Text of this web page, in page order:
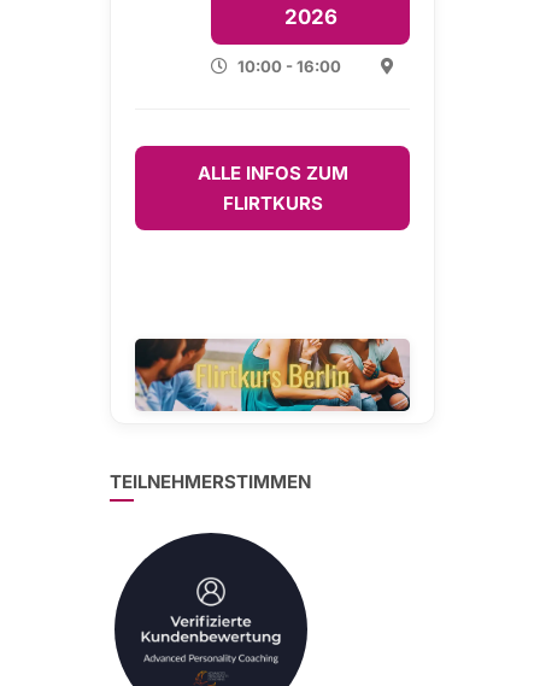
2026
10:00 - 16:00
ALLE INFOS ZUM
FLIRTKURS
TEILNEHMERSTIMMEN